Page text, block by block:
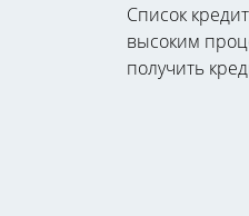
Список
высоким
получить